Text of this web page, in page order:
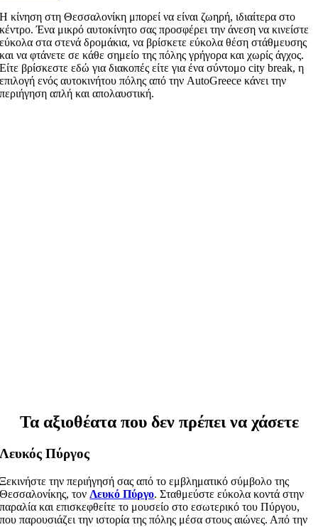
Η κίνηση στη Θεσσαλονίκη μπορεί να είναι ζωηρή, ιδιαίτερα στο
κέντρο. Ένα μικρό αυτοκίνητο σας προσφέρει την άνεση να κινείστε
εύκολα στα στενά δρομάκια, να βρίσκετε εύκολα θέση στάθμευσης
και να φτάνετε σε κάθε σημείο της πόλης γρήγορα και χωρίς άγχος.
Είτε βρίσκεστε εδώ για διακοπές είτε για ένα σύντομο city break, η
επιλογή ενός αυτοκινήτου πόλης από την AutoGreece κάνει την
περιήγηση απλή και απολαυστική.
Τα αξιοθέατα που δεν πρέπει να χάσετε
Λευκός Πύργος
Ξεκινήστε την περιήγησή σας από το εμβληματικό σύμβολο της
Θεσσαλονίκης, τον Λευκό Πύργο. Σταθμεύστε εύκολα κοντά στην
παραλία και επισκεφθείτε το μουσείο στο εσωτερικό του Πύργου,
που παρουσιάζει την ιστορία της πόλης μέσα στους αιώνες. Από την